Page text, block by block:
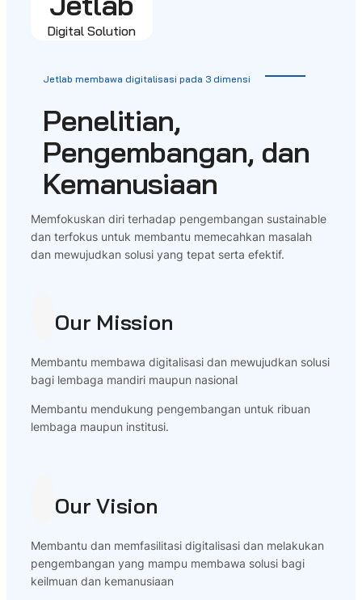
Digital Solution
Jetlab membawa digitalisasi pada 3 dimensi
Penelitian,
Pengembangan, dan
Kemanusiaan
Memfokuskan diri terhadap pengembangan sustainable
dan terfokus untuk membantu memecahkan masalah
dan mewujudkan solusi yang tepat serta efektif.
Our Mission
Membantu membawa digitalisasi dan mewujudkan solusi
bagi lembaga mandiri maupun nasional
Membantu mendukung pengembangan untuk ribuan
lembaga maupun institusi.
Our Vision
Membantu dan memfasilitasi digitalisasi dan melakukan
pengembangan yang mampu membawa solusi bagi
keilmuan dan kemanusiaan